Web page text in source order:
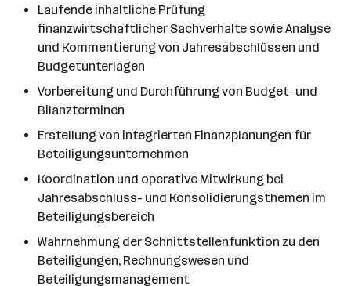
Laufende inhaltliche Prüfung
finanzwirtschaftlicher Sachverhalte sowie Analyse
und Kommentierung von Jahresabschlüssen und
Budgetunterlagen
Vorbereitung und Durchführung von Budget- und
Bilanzterminen
Erstellung von integrierten Finanzplanungen für
Beteiligungsunternehmen
Koordination und operative Mitwirkung bei
Jahresabschluss- und Konsolidierungsthemen im
Beteiligungsbereich
Wahrnehmung der Schnittstellenfunktion zu den
Beteiligungen, Rechnungswesen und
Beteiligungsmanagement